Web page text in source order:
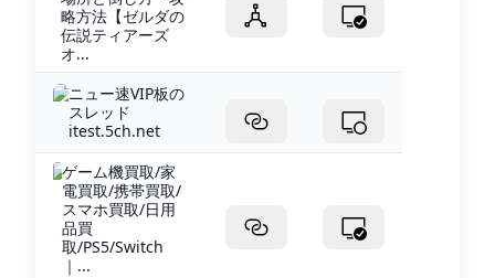
略方法【ゼルダの
伝説ティアーズ
オ...
ニュー速VIP板の
スレッド
itest.5ch.net
ゲーム機買取/家
電買取/携帯買取/
スマホ買取/日用
品買
取/PS5/Switch
｜...